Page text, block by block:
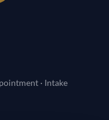
· Intake